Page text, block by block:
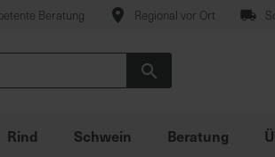
Beratung Regional vor Ort
Rind Schwein Beratung